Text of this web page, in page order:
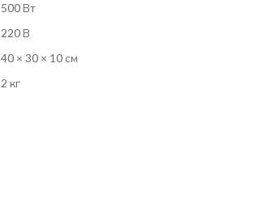
500 Вт
220 В
40 × 30 × 10 см
2 кг